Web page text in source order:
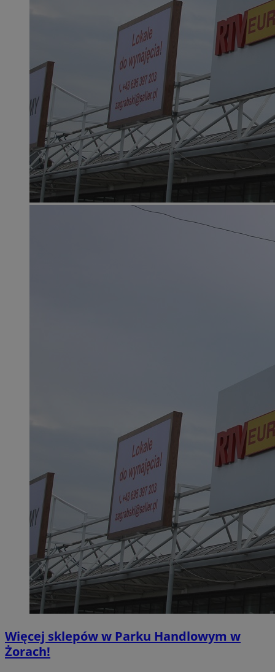
Więcej sklepów w Parku Handlowym w
Żorach!